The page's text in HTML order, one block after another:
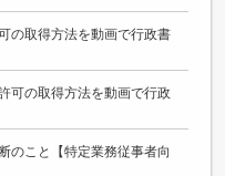
の取得方法を動画で行政書
可の取得方法を動画で行政
のこと【特定業務従事者向